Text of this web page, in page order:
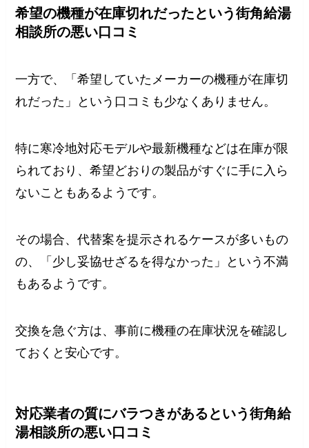
希望の機種が在庫切れだったという街角給湯
相談所の悪い口コミ
一方で、「希望していたメーカーの機種が在庫切
れだった」という口コミも少なくありません。
特に寒冷地対応モデルや最新機種などは在庫が限
られており、希望どおりの製品がすぐに手に入ら
ないこともあるようです。
その場合、代替案を提示されるケースが多いもの
の、「少し妥協せざるを得なかった」という不満
もあるようです。
交換を急ぐ方は、事前に機種の在庫状況を確認し
ておくと安心です。
対応業者の質にバラつきがあるという街角給
湯相談所の悪い口コミ